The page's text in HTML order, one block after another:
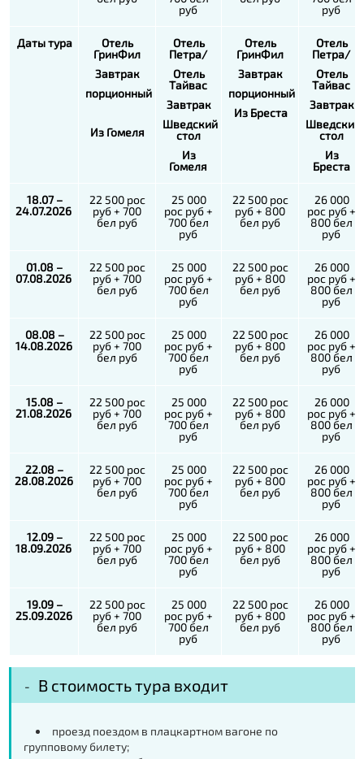
руб
руб
Даты тура
Отель
ГринФил
Завтрак
порционный
Из Гомеля
Отель
Петра/
Отель
Тайвас
Завтрак
Шведский
стол
Из
Гомеля
Отель
ГринФил
Завтрак
порционный
Из Бреста
Отель
Петра/
Отель
Тайвас
Завтрак
Шведский
стол
Из
Бреста
18.07 –
24.07.2026
22 500 рос
руб + 700
бел руб
25 000
рос руб +
700 бел
руб
22 500 рос
руб + 800
бел руб
26 000
рос руб +
800 бел
руб
01.08 –
07.08.2026
22 500 рос
руб + 700
бел руб
25 000
рос руб +
700 бел
руб
22 500 рос
руб + 800
бел руб
26 000
рос руб +
800 бел
руб
08.08 –
14.08.2026
22 500 рос
руб + 700
бел руб
25 000
рос руб +
700 бел
руб
22 500 рос
руб + 800
бел руб
26 000
рос руб +
800 бел
руб
15.08 –
21.08.2026
22 500 рос
руб + 700
бел руб
25 000
рос руб +
700 бел
руб
22 500 рос
руб + 800
бел руб
26 000
рос руб +
800 бел
руб
22.08 –
28.08.2026
22 500 рос
руб + 700
бел руб
25 000
рос руб +
700 бел
руб
22 500 рос
руб + 800
бел руб
26 000
рос руб +
800 бел
руб
12.09 –
18.09.2026
22 500 рос
руб + 700
бел руб
25 000
рос руб +
700 бел
руб
22 500 рос
руб + 800
бел руб
26 000
рос руб +
800 бел
руб
19.09 –
25.09.2026
22 500 рос
руб + 700
бел руб
25 000
рос руб +
700 бел
руб
22 500 рос
руб + 800
бел руб
26 000
рос руб +
800 бел
руб
В стоимость тура входит
проезд поездом в плацкартном вагоне по
групповому билету;